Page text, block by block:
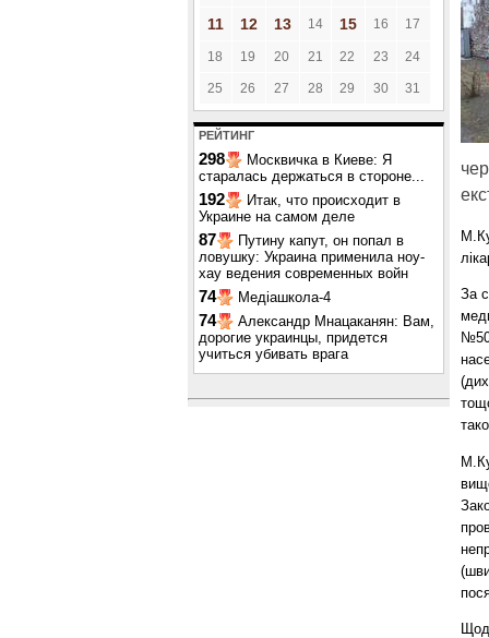
11
12 13 14 15 16 17
18 19 20 21 22 23 24
25 26 27 28 29 30 31
РЕЙТИНГ
298
Москвичка в Киеве: Я
старалась держаться в стороне...
192
Итак, что происходит в
Украине на самом деле
87
Путину капут, он попал в
ловушку: Украина применила ноу-
хау ведения современных войн
74 Медіашкола-4
74
Александр Мнацаканян: Вам,
дорогие украинцы, придется
учиться убивать врага
За